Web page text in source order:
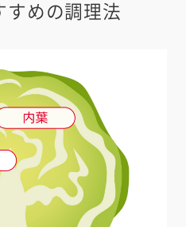
すめの調理法